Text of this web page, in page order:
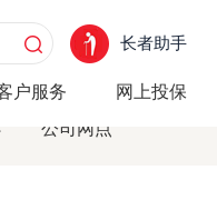
长者助手
户服务 网上投保
公司网点